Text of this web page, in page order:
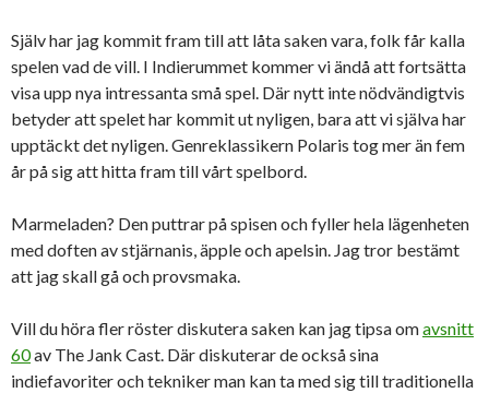
Själv har jag kommit fram till att låta saken vara, folk får kalla
spelen vad de vill. I Indierummet kommer vi ändå att fortsätta
visa upp nya intressanta små spel. Där nytt inte nödvändigtvis
betyder att spelet har kommit ut nyligen, bara att vi själva har
upptäckt det nyligen. Genreklassikern Polaris tog mer än fem
år på sig att hitta fram till vårt spelbord.
Marmeladen? Den puttrar på spisen och fyller hela lägenheten
med doften av stjärnanis, äpple och apelsin. Jag tror bestämt
att jag skall gå och provsmaka.
Vill du höra fler röster diskutera saken kan jag tipsa omavsnitt
60av The Jank Cast. Där diskuterar de också sina
indiefavoriter och tekniker man kan ta med sig till traditionella